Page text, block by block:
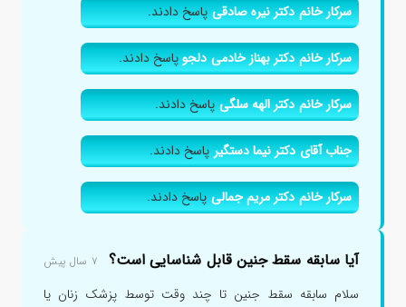
سرکار خانم دکتر نیره صادقیپاسخ دادند.
سرکار خانم دکتر بهناز خادمی دلجوپاسخ دادند.
سرکار خانم دکتر الهه سلگیپاسخ دادند.
جناب آقای دکتر نیما دستگیرپاسخ دادند.
سرکار خانم دکتر مریم جمالیپاسخ دادند.
آیا سابقه سقط جنین قابل شناسایی است؟ ۷ سال پیش
سلام سابقه سقط جنین تا چند وقت توسط پزشک زنان یا